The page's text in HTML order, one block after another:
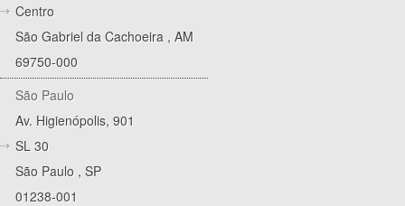
Centro
São Gabriel da Cachoeira , AM
69750-000
São Paulo
Av. Higienópolis, 901
SL 30
São Paulo , SP
01238-001